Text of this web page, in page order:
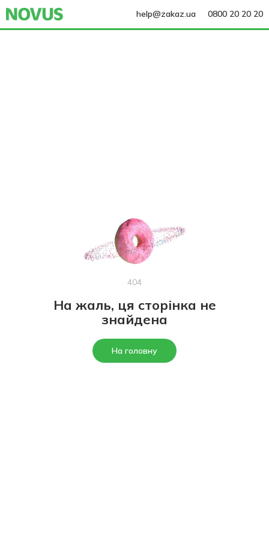
help@zakaz.ua 0800 20 20 20
404
На жаль, ця сторінка не
знайдена
На головну